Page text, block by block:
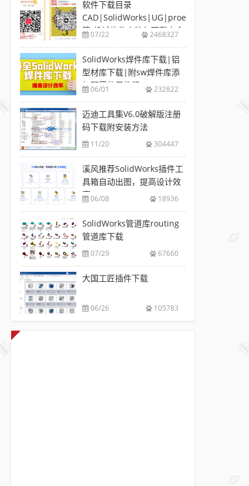
软件下载目录
CAD|SolidWorks|UG|proe
等-机械软件安装包下载大全
07/22 2468327
SolidWorks焊件库下载|铝
型材库下载|附sw焊件库添
加配置使用教程
06/01 232822
迈迪工具集V6.0破解版注册
码下载附安装方法
11/20 304447
溪风推荐SolidWorks插件工
具箱自动出图，提高设计效
率06/08 18936
SolidWorks管道库routing
管道库下载
07/29 67660
大国工匠插件下载
06/26 105783